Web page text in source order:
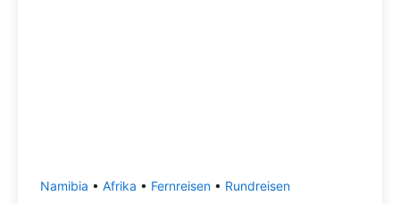
Namibia • Afrika • Fernreisen • Rundreisen